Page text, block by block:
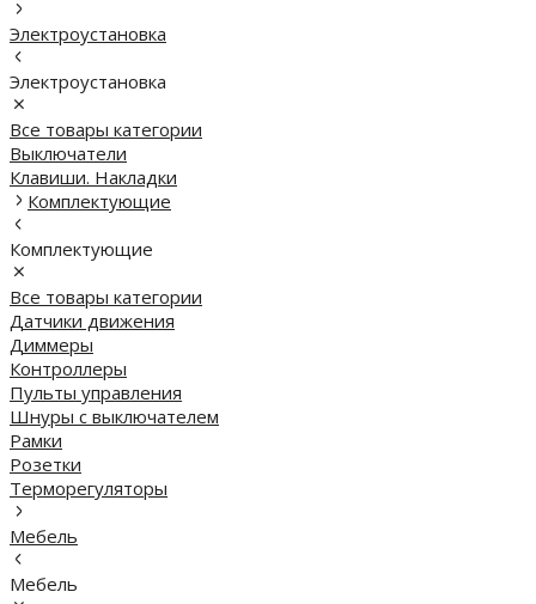
Электроустановка
Электроустановка
Все товары категории
Выключатели
Клавиши. Накладки
Комплектующие
Комплектующие
Все товары категории
Датчики движения
Диммеры
Контроллеры
Пульты управления
Шнуры с выключателем
Рамки
Розетки
Терморегуляторы
Мебель
Мебель